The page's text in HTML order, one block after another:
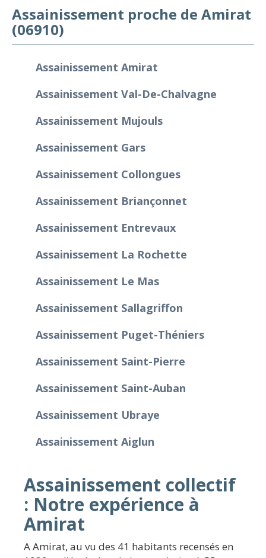
Assainissement proche de Amirat
(06910)
Assainissement Amirat
Assainissement Val-De-Chalvagne
Assainissement Mujouls
Assainissement Gars
Assainissement Collongues
Assainissement Briançonnet
Assainissement Entrevaux
Assainissement La Rochette
Assainissement Le Mas
Assainissement Sallagriffon
Assainissement Puget-Théniers
Assainissement Saint-Pierre
Assainissement Saint-Auban
Assainissement Ubraye
Assainissement Aiglun
Assainissement collectif
: Notre expérience à
Amirat
A Amirat, au vu des 41 habitants recensés en